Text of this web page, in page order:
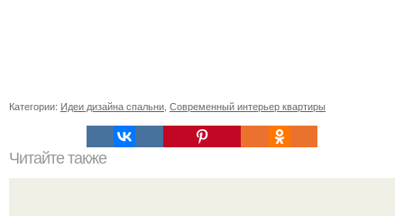
Категории: Идеи дизайна спальни Современный интерьер квартиры
Читайте также